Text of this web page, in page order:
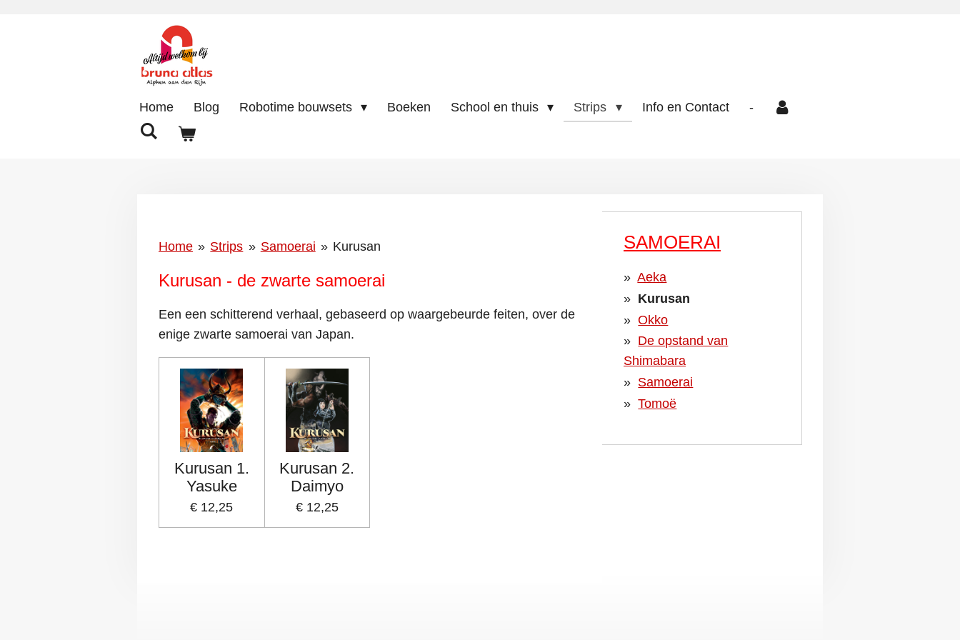
Home Blog Robotime bouwsets Boeken School en thuis Strips Info en Contact -
Home » Strips » Samoerai » Kurusan
Kurusan - de zwarte samoerai
Een een schitterend verhaal, gebaseerd op waargebeurde feiten, over de
enige zwarte samoerai van Japan.
Kurusan 1.
Yasuke
€ 12,25
Kurusan 2.
Daimyo
€ 12,25
SAMOERAI
Aeka
Kurusan
Okko
De opstand van
Shimabara
Samoerai
Tomoë